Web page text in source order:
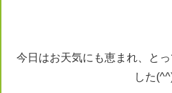
今日はお天気にも恵まれ、と
した